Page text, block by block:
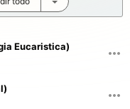
Eucaristica)